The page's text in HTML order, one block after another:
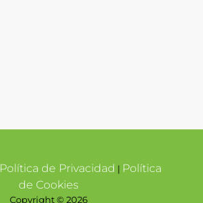
Política de Privacidad | Política
de Cookies
Copyright © 2026